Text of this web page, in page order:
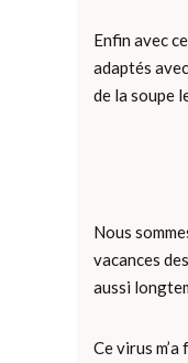
Enfin avec
adaptés
de la soupe
Nous
vacances
aussi
Ce virus